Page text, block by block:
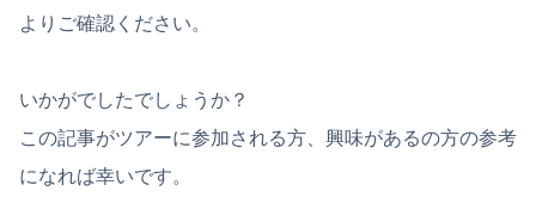
よりご確認ください。
いかがでしたでしょうか？
この記事がツアーに参加される方、興味があるの方の参考
になれば幸いです。